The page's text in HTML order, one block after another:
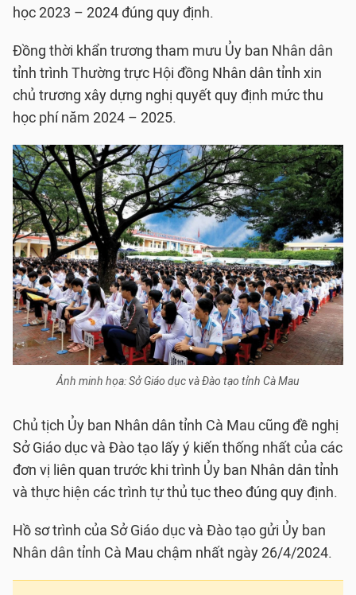
học 2023 – 2024 đúng quy định.
Đồng thời khẩn trương tham mưu Ủy ban Nhân dân
tỉnh trình Thường trực Hội đồng Nhân dân tỉnh xin
chủ trương xây dựng nghị quyết quy định mức thu
học phí năm 2024 – 2025.
Ảnh minh họa: Sở Giáo dục và Đào tạo tỉnh Cà Mau
Chủ tịch Ủy ban Nhân dân tỉnh Cà Mau cũng đề nghị
Sở Giáo dục và Đào tạo lấy ý kiến thống nhất của các
đơn vị liên quan trước khi trình Ủy ban Nhân dân tỉnh
và thực hiện các trình tự thủ tục theo đúng quy định.
Hồ sơ trình của Sở Giáo dục và Đào tạo gửi Ủy ban
Nhân dân tỉnh Cà Mau chậm nhất ngày 26/4/2024.